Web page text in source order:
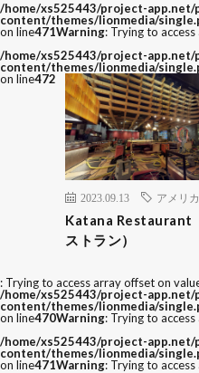
/home/xs525443/project-app.net/
content/themes/lionmedia/
on line471Warning: Trying to
/home/xs525443/project-app.net/
content/themes/lionmedia/
on line472
2023.09.13 アメリ
Katana Restaurant
ストラン）
: Trying to access array offset on
/home/xs525443/project-app.net/
content/themes/lionmedia/
on line470Warning: Trying to
/home/xs525443/project-app.net/
content/themes/lionmedia/
on line471Warning: Trying to